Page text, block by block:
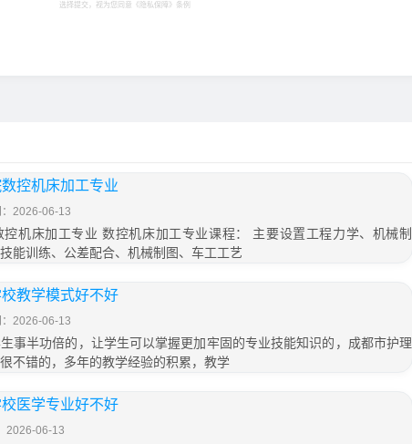
选择提交，视为您同意 《隐私保障》 条例
控机床加工专业
2026-06-13
控机床加工专业 数控机床加工专业课程： 主要设置工程力学、机械制
能训练、公差配合、机械制图、车工工艺
教学模式好不好
2026-06-13
事半功倍的，让学生可以掌握更加牢固的专业技能知识的，成都市护理
不错的，多年的教学经验的积累，教学
医学专业好不好
2026-06-13